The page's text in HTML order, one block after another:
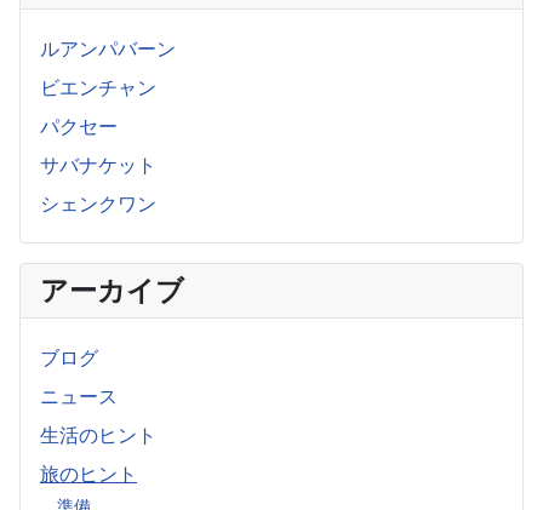
ルアンパバーン
ビエンチャン
パクセー
サバナケット
シェンクワン
アーカイブ
ブログ
ニュース
生活のヒント
旅のヒント
準備